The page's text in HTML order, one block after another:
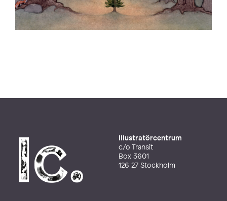
Illustratörcentrum
c/o Transit
Box 3601
126 27 Stockholm